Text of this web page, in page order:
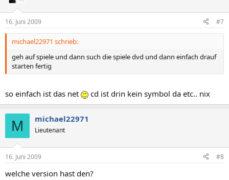
16. Juni 2009 #7
michael22971 schrieb:
geh auf spiele und dann such die spiele dvd und dann einfach drauf
starten fertig
so einfach ist das net cd ist drin kein symbol da etc.. nix
M michael22971
Lieutenant
16. Juni 2009 #8
welche version hast den?